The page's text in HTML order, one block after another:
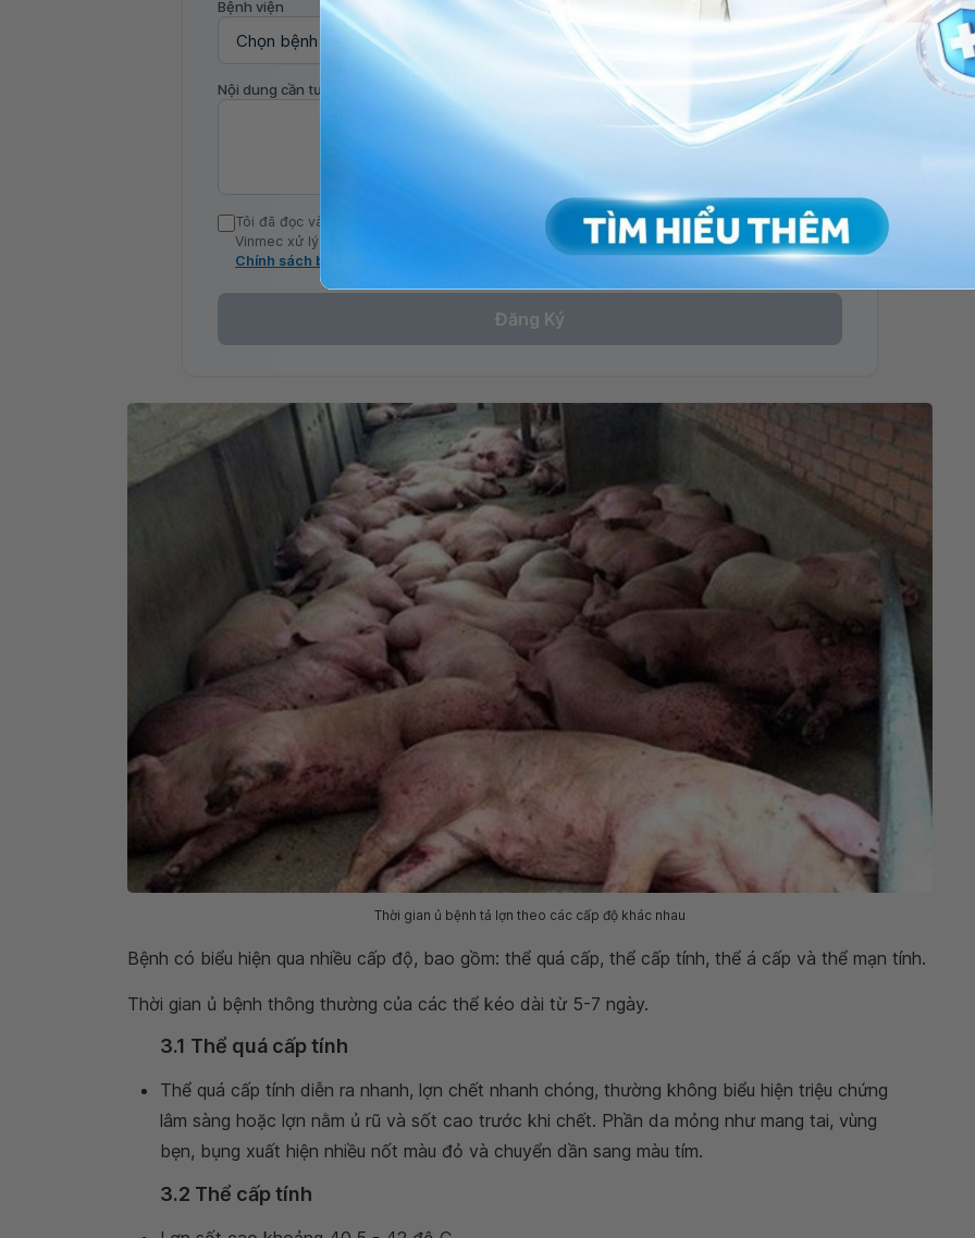
Bệnh viện
Nội dung cần tư vấn
Tôi đã đọc và đồng ý với Chính sách bảo vệ dữ liệu cá nhân của Vinmec và chấp thuận để
Vinmec xử lý DLCN của tôi theo quy định của pháp luật về bảo vệ DLCN.
Chính sách bảo mật
Đăng Ký
Thời gian ủ bệnh tả lợn theo các cấp độ khác nhau
Bệnh có biểu hiện qua nhiều cấp độ, bao gồm: thể quá cấp, thể cấp tính, thể á cấp và thể mạn tính.
Thời gian ủ bệnh thông thường của các thể kéo dài từ 5-7 ngày.
3.1 Thể quá cấp tính
Thể quá cấp tính diễn ra nhanh, lợn chết nhanh chóng, thường không biểu hiện triệu chứng
lâm sàng hoặc lợn nằm ủ rũ và sốt cao trước khi chết. Phần da mỏng như mang tai, vùng
bẹn, bụng xuất hiện nhiều nốt màu đỏ và chuyển dần sang màu tím.
3.2 Thể cấp tính